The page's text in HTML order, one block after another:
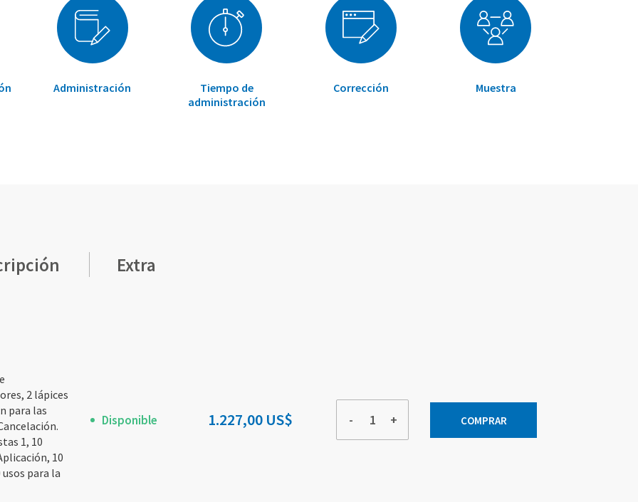
Administración
Tiempo de
administración
Corrección Muestra
2 lápices
para las
1, 10
10
para la
Disponible 1.227,00 US$ - + COMPRAR
Extra